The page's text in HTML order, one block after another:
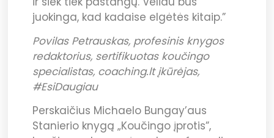
juokinga, kad kadaise elgėtės kitaip.”
Povilas Petrauskas, profesinis knygos
redaktorius, sertifikuotas koučingo
specialistas, coaching.lt įkūrėjas,
#EsiDaugiau
Perskaičius Michaelo Bungay’aus
Stanierio knygą „Koučingo įprotis”,